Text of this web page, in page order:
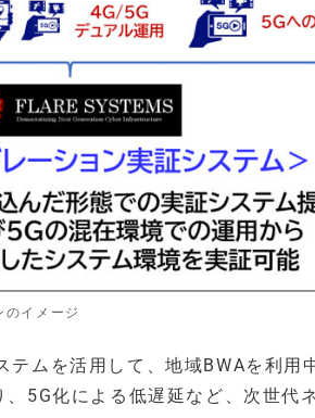
のイメージ
テムを活用して、地域BWAを利用
5G化による低遅延など、次世代